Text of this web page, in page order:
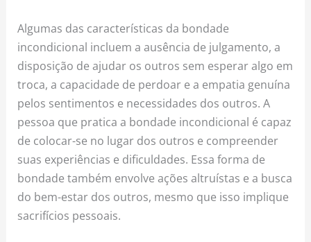
Algumas das características da bondade
incondicional incluem a ausência de julgamento, a
disposição de ajudar os outros sem esperar algo em
troca, a capacidade de perdoar e a empatia genuína
pelos sentimentos e necessidades dos outros. A
pessoa que pratica a bondade incondicional é capaz
de colocar-se no lugar dos outros e compreender
suas experiências e dificuldades. Essa forma de
bondade também envolve ações altruístas e a busca
do bem-estar dos outros, mesmo que isso implique
sacrifícios pessoais.